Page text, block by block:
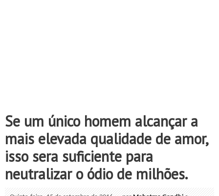
Se um único homem alcançar a
mais elevada qualidade de amor,
isso sera suficiente para
neutralizar o ódio de milhões.